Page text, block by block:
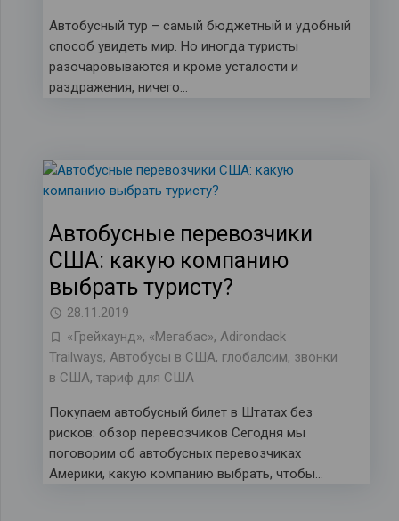
Автобусный тур – самый бюджетный и удобный
способ увидеть мир. Но иногда туристы
разочаровываются и кроме усталости и
раздражения, ничего…
Автобусные перевозчики
США: какую компанию
выбрать туристу?
28.11.2019
«Грейхаунд», «Мегабас», Adirondack
Trailways, Автобусы в США, глобалсим, звонки
в США, тариф для США
Покупаем автобусный билет в Штатах без
рисков: обзор перевозчиков Сегодня мы
поговорим об автобусных перевозчиках
Америки, какую компанию выбрать, чтобы…